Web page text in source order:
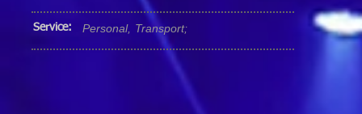
Service: Personal, Transport;